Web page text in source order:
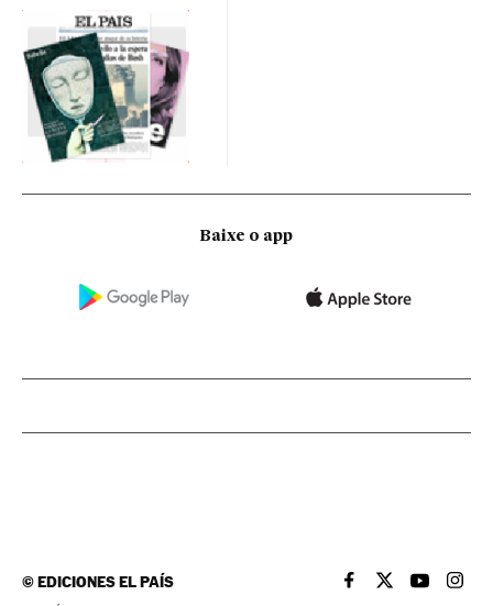
Baixe o app
©EDICIONES EL PAÍS EL PAÍS BRASIL EN
EL PAÍSEL PAÍS
EL